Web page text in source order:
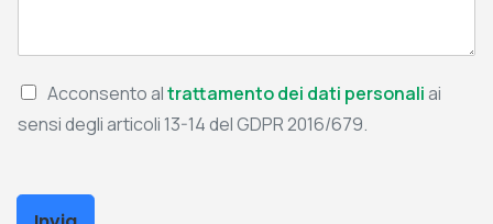
Acconsento altrattamento dei dati personaliai
sensi degli articoli 13-14 del GDPR 2016/679.